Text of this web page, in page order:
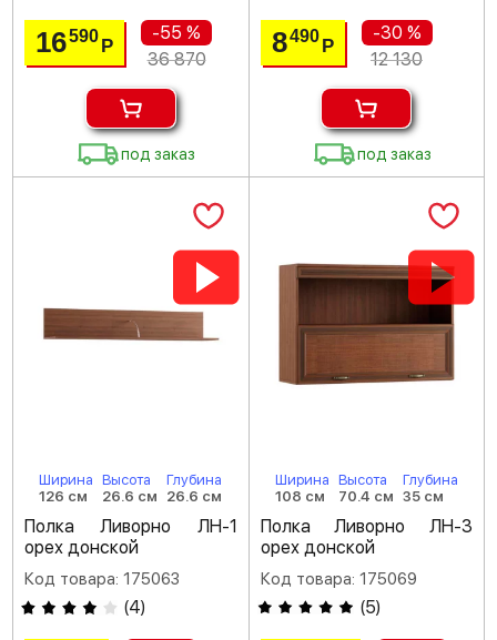
16590Р
-55 %
36 870
под заказ
8490 Р
-30 %
12 130
под заказ
Ширина
126 см
Высота
26.6 см
Глубина
26.6 см
Полка Ливорно ЛН-1
орех донской
Код товара: 175063
(4)
Ширина
108 см
Высота
70.4 см
Глубина
35 см
Полка Ливорно ЛН-3
орех донской
Код товара: 175069
(5)